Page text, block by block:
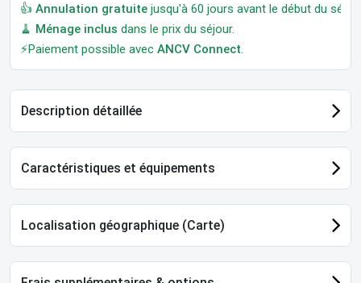
👍 Annulation gratuite jusqu'à 60 jours avant le début du
🧹 Ménage inclus dans le prix du séjour.
⚡Paiement possible avec ANCV Connect
Description détaillée
Caractéristiques et équipements
Localisation géographique (Carte)